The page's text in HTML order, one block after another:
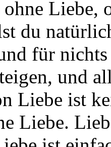
Liebe,
du
für
und
Liebe ist
Liebe.